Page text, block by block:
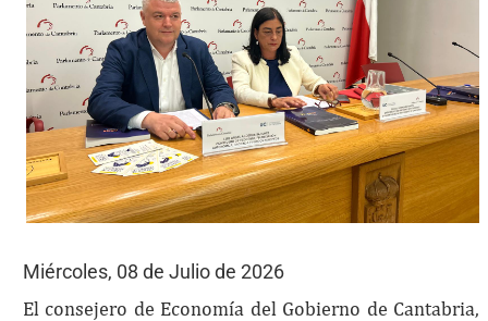
Miércoles, 08 de Julio de 2026
El consejero de Economía del Gobierno de Cantabria,